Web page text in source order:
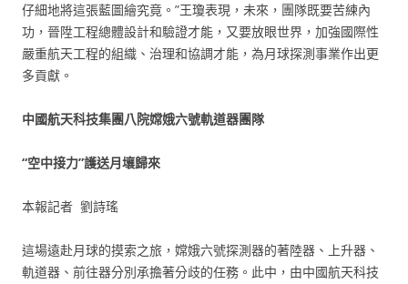
仔細地將這張藍圖繪究竟。”王瓊表現，未來，團隊既要苦練內
功，晉陞工程總體設計和驗證才能，又要放眼世界，加強國際性
嚴重航天工程的組織、治理和協調才能，為月球探測事業作出更
多貢獻。
中國航天科技集團八院嫦娥六號軌道器團隊
“空中接力”護送月壤歸來
本報記者 劉詩瑤
這場遠赴月球的摸索之旅，嫦娥六號探測器的著陸器、上升器、
軌道器、前往器分別承擔著分歧的任務。此中，由中國航天科技